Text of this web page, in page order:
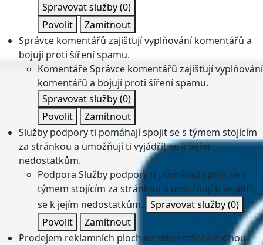
Spravovat služby(0)
Povolit
Zamítnout
Správce komentářů zajišťují vyplňování komentářů a
bojují proti šíření spamu.
KomentářeSprávce komentářů zajišťují vyplňování
komentářů a bojují proti šíření spamu.
Spravovat služby(0)
Povolit
Zamítnout
Služby podpory ti pomáhají spojit se s týmem stojícím
za stránkou a umožňují ti vyjádřit se k jejím
nedostatkům.
Podpora Služby podpory ti pomáhají spojit se s
týmem stojícím za stránkou a umožňují ti vyjádřit
se k jejím nedostatkům. Spravovat služby(0)
Povolit
Zamítnout
Prodejem reklamních ploch na této stránce mohou